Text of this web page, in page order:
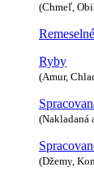
(Chmeľ,
Ryby
(Amur,
(Nakladaná
(Džemy,